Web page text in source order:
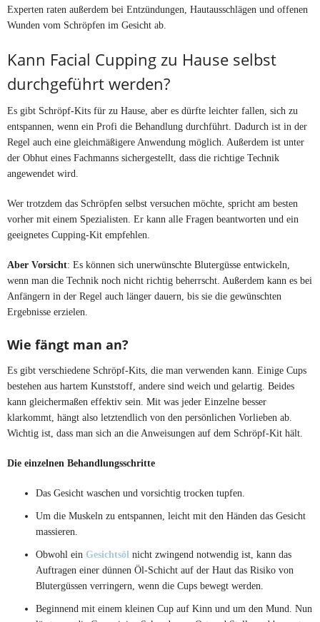
Experten raten außerdem bei Entzündungen, Hautausschlägen und offenen
Wunden vom Schröpfen im Gesicht ab.
Kann Facial Cupping zu Hause selbst
durchgeführt werden?
Es gibt Schröpf-Kits für zu Hause, aber es dürfte leichter fallen, sich zu
entspannen, wenn ein Profi die Behandlung durchführt. Dadurch ist in der
Regel auch eine gleichmäßigere Anwendung möglich. Außerdem ist unter
der Obhut eines Fachmanns sichergestellt, dass die richtige Technik
angewendet wird.
Wer trotzdem das Schröpfen selbst versuchen möchte, spricht am besten
vorher mit einem Spezialisten. Er kann alle Fragen beantworten und ein
geeignetes Cupping-Kit empfehlen.
Aber Vorsicht: Es können sich unerwünschte Blutergüsse entwickeln,
wenn man die Technik noch nicht richtig beherrscht. Außerdem kann es bei
Anfängern in der Regel auch länger dauern, bis sie die gewünschten
Ergebnisse erzielen.
Wie fängt man an?
Es gibt verschiedene Schröpf-Kits, die man verwenden kann. Einige Cups
bestehen aus hartem Kunststoff, andere sind weich und gelartig. Beides
kann gleichermaßen effektiv sein. Mit was jeder Einzelne besser
klarkommt, hängt also letztendlich von den persönlichen Vorlieben ab.
Wichtig ist, dass man sich an die Anweisungen auf dem Schröpf-Kit hält.
Die einzelnen Behandlungsschritte
Das Gesicht waschen und vorsichtig trocken tupfen.
Um die Muskeln zu entspannen, leicht mit den Händen das Gesicht
massieren.
Obwohl ein Gesichtsöl nicht zwingend notwendig ist, kann das
Auftragen einer dünnen Öl-Schicht auf der Haut das Risiko von
Blutergüssen verringern, wenn die Cups bewegt werden.
Beginnend mit einem kleinen Cup auf Kinn und um den Mund. Nun